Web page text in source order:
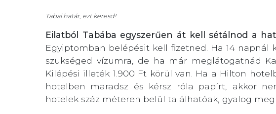
Tabai határ, ezt keresd!
Eilatból Tabába egyszerűen át kell sétálnod a
Egyiptomban belépésit kell fizetned. Ha 14 napnál
szükséged vízumra, de ha már meglátogatnád
Kilépési illeték 1.900 Ft körül van. Ha a Hilton
hotelben maradsz és kérsz róla papírt, akkor
hotelek száz méteren belül találhatóak, gyalog